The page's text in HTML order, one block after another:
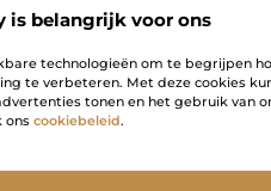
is belangrijk voor ons
technologieën om te begrijpen
te verbeteren. Met deze cookies
tonen en het gebruik van
ons cookiebeleid.